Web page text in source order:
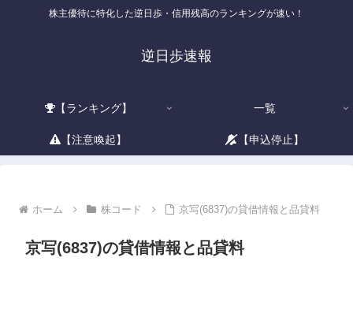
株主優待に特化した逆日歩・信用残高のランキングが速い！
逆日歩速報
【ランキング】 一覧
【注意喚起】 【申込停止】
ホーム 株コード 京写(6837)の貸借情報と品貸料
京写(6837)の貸借情報と品貸料